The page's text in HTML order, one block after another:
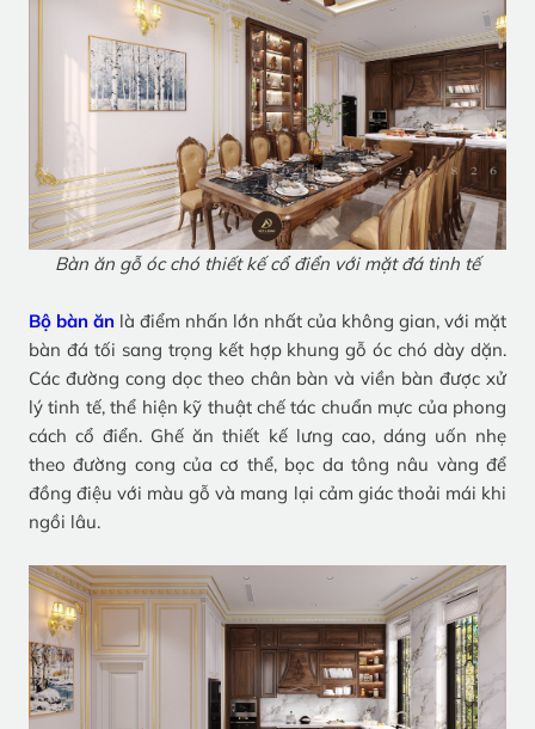
Bàn ăn gỗ óc chó thiết kế cổ điển với mặt đá tinh tế
Bộ bàn ăn là điểm nhấn lớn nhất của không gian, với mặt
bàn đá tối sang trọng kết hợp khung gỗ óc chó dày dặn.
Các đường cong dọc theo chân bàn và viền bàn được xử
lý tinh tế, thể hiện kỹ thuật chế tác chuẩn mực của phong
cách cổ điển. Ghế ăn thiết kế lưng cao, dáng uốn nhẹ
theo đường cong của cơ thể, bọc da tông nâu vàng để
đồng điệu với màu gỗ và mang lại cảm giác thoải mái khi
ngồi lâu.